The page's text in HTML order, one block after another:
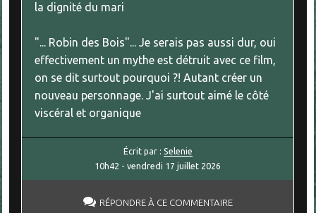
la dignité du mari
"... Robin des Bois"... Je serais pas aussi dur, oui
effectivement un mythe est détruit avec ce film,
on se dit surtout pourquoi ?! Autant créer un
nouveau personnage. J'ai surtout aimé le côté
viscéral et organique
Écrit par : Selenie
10h42 -vendredi 17 juillet 2026
RÉPONDRE À CE COMMENTAIRE